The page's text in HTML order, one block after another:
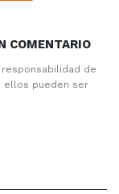
COMENTARIO
de
ellos pueden ser